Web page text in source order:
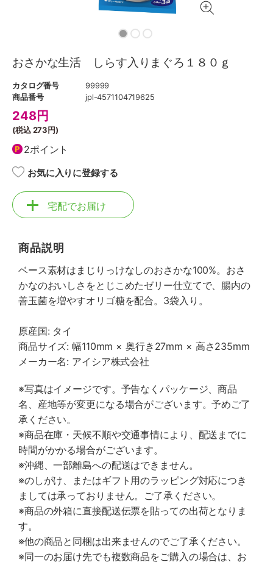
おさかな生活 しらす入りまぐろ１８０ｇ
カタログ番号
99999
商品番号
jpl-4571104719625
248円
(税込273円)
2ポイント
お気に入りに登録する
宅配でお届け
商品説明
ベース素材はまじりっけなしのおさかな100%。おさ
かなのおいしさをとじこめたゼリー仕立てで、腸内の
善玉菌を増やすオリゴ糖を配合。3袋入り。
原産国: タイ
商品サイズ: 幅110mm × 奥行き27mm × 高さ235mm
メーカー名: アイシア株式会社
※写真はイメージです。予告なくパッケージ、商品
名、産地等が変更になる場合がございます。予めご了
承ください。
※商品在庫・天候不順や交通事情により、配送までに
時間がかかる場合がございます。
※沖縄、一部離島への配送はできません。
※のしがけ、またはギフト用のラッピング対応につき
ましては承っておりません。ご了承ください。
※商品の外箱に直接配送伝票を貼っての出荷となりま
す。
※他の商品と同梱は出来ませんのでご了承ください。
※同一のお届け先でも複数商品をご購入の場合は、お